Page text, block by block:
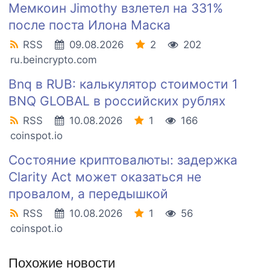
Мемкоин Jimothy взлетел на 331%
после поста Илона Маска
RSS 09.08.2026 2
202
ru.beincrypto.com
Bnq в RUB: калькулятор стоимости 1
BNQ GLOBAL в российских рублях
RSS 10.08.2026 1
166
coinspot.io
Состояние криптовалюты: задержка
Clarity Act может оказаться не
провалом, а передышкой
RSS 10.08.2026 1
56
coinspot.io
Похожие новости